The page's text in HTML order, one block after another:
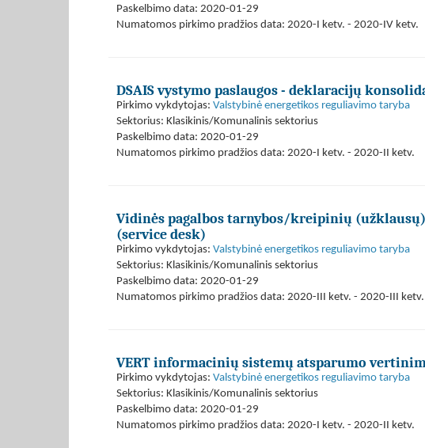
Paskelbimo data: 2020-01-29
Numatomos pirkimo pradžios data: 2020-I ketv. - 2020-IV ketv.
DSAIS vystymo paslaugos - deklaracijų
Pirkimo vykdytojas: Valstybinė energetikos reguliavimo taryba
Sektorius: Klasikinis/Komunalinis sektorius
Paskelbimo data: 2020-01-29
Numatomos pirkimo pradžios data: 2020-I ketv. - 2020-II ketv.
Vidinės pagalbos tarnybos/kreipinių
(service desk)
Pirkimo vykdytojas: Valstybinė energetikos reguliavimo taryba
Sektorius: Klasikinis/Komunalinis sektorius
Paskelbimo data: 2020-01-29
Numatomos pirkimo pradžios data: 2020-III ketv. - 2020-III ketv.
VERT informacinių sistemų atsparumo
Pirkimo vykdytojas: Valstybinė energetikos reguliavimo taryba
Sektorius: Klasikinis/Komunalinis sektorius
Paskelbimo data: 2020-01-29
Numatomos pirkimo pradžios data: 2020-I ketv. - 2020-II ketv.